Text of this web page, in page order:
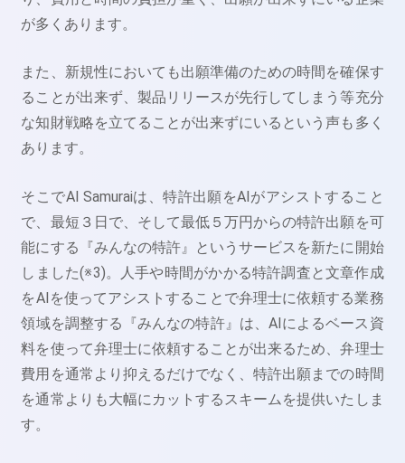
が多くあります。
また、新規性においても出願準備のための時間を確保す
ることが出来ず、製品リリースが先行してしまう等充分
な知財戦略を立てることが出来ずにいるという声も多く
あります。
そこでAI Samuraiは、特許出願をAIがアシストすること
で、最短３日で、そして最低５万円からの特許出願を可
能にする『みんなの特許』というサービスを新たに開始
しました(※3)。人手や時間がかかる特許調査と文章作成
をAIを使ってアシストすることで弁理士に依頼する業務
領域を調整する『みんなの特許』は、AIによるベース資
料を使って弁理士に依頼することが出来るため、弁理士
費用を通常より抑えるだけでなく、特許出願までの時間
を通常よりも大幅にカットするスキームを提供いたしま
す。